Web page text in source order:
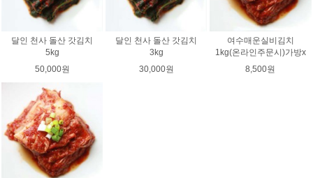
달인 천사 돌산 갓김치
5kg
50,000원
달인 천사 돌산 갓김치
3kg
30,000원
여수매운실비김치
1kg(온라인주문시)가방x
8,500원